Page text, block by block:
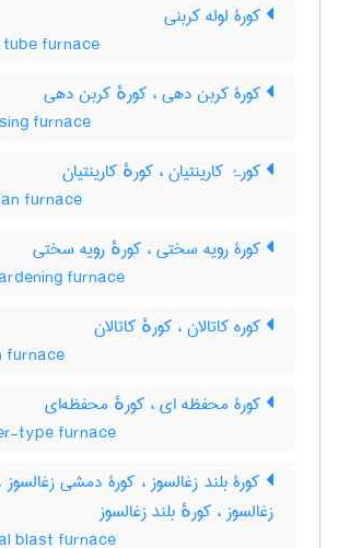
کورۀ لوله کربنی
furnace
کورۀ کربن دهی ، کورهٔ کربن دهی
furnace
کورۂ کارینتیان ، کورهٔ کارینتیان
furnace
کورۀ رویه سختی ، کورهٔ رویه سختی
furnace
کوره کاتالان ، کورهٔ کاتالان
furnace
کورۀ محفظه ای ، کورهٔ محفظه‌ای
type furnace
کورۀ بلند زغالسوز ، کورۀ دمشی
زغالسوز ، کورهٔ بلند زغالسوز
blast furnace